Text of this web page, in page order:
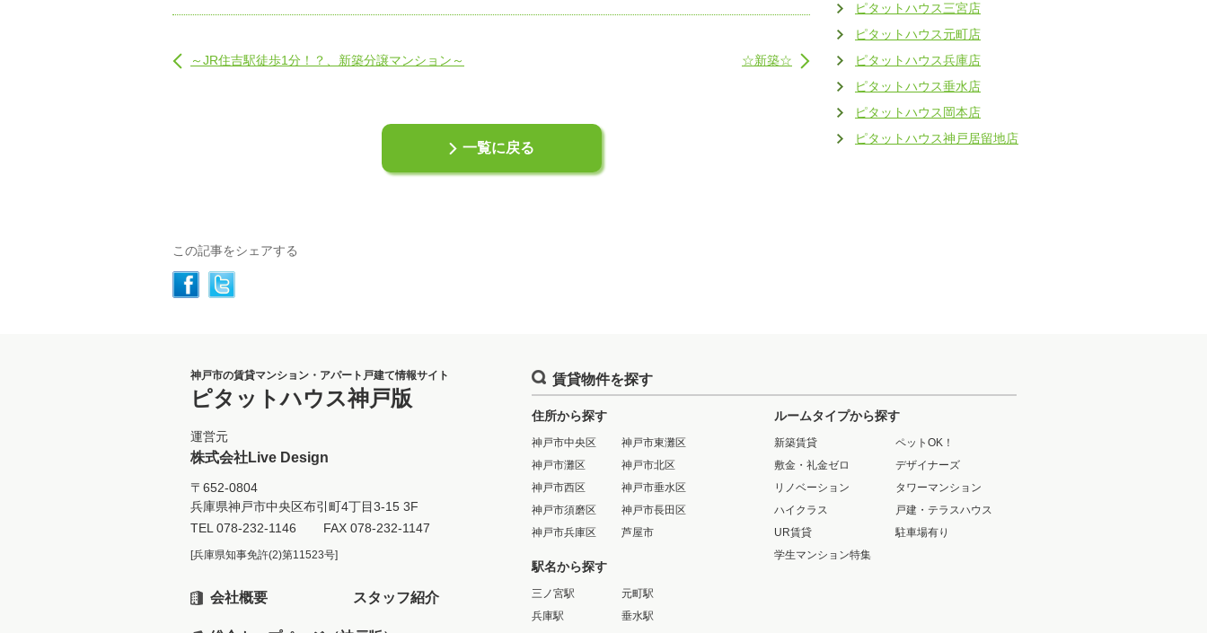
～JR住吉駅徒歩1分！？、新築分譲マンション～ ☆新築☆
一覧に戻る
この記事をシェアする
ピタットハウス三宮店
ピタットハウス元町店
ピタットハウス兵庫店
ピタットハウス垂水店
ピタットハウス岡本店
ピタットハウス神戸居留地店
神戸市の賃貸マンション・アパート戸建て情報サイト
ピタットハウス神戸版
運営元
株式会社Live Design
〒652-0804
兵庫県神戸市中央区布引町4丁目3-15 3F
TEL 078-232-1146 FAX 078-232-1147
[兵庫県知事免許(2)第11523号]
会社概要 スタッフ紹介
賃貸物件を探す
住所から探す
神戸市中央区
神戸市東灘区
神戸市灘区
神戸市北区
神戸市西区
神戸市垂水区
神戸市須磨区
神戸市長田区
神戸市兵庫区
芦屋市
駅名から探す
三ノ宮駅
元町駅
兵庫駅
垂水駅
ルームタイプから探す
新築賃貸
ペットOK！
敷金・礼金ゼロ
デザイナーズ
リノベーション
タワーマンション
ハイクラス
戸建・テラスハウス
UR賃貸
駐車場有り
学生マンション特集